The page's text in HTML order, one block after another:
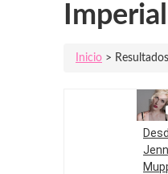
Imperial
Inicio >